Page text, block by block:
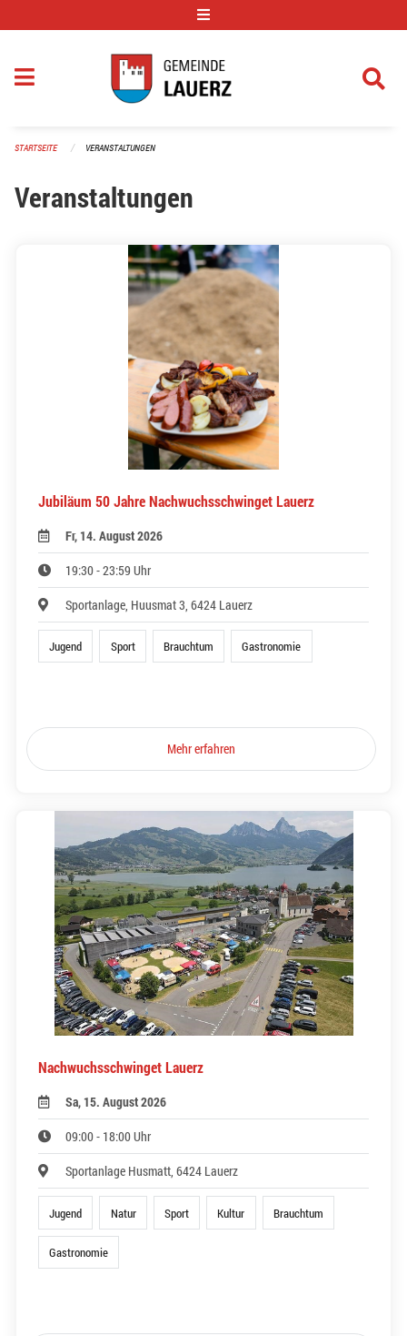
STARTSEITE VERANSTALTUNGEN
Veranstaltungen
Jubiläum 50 Jahre Nachwuchsschwinget Lauerz
Fr, 14. August 2026
19:30 - 23:59 Uhr
Sportanlage, Huusmat 3, 6424 Lauerz
Jugend Sport Brauchtum Gastronomie
Mehr erfahren
Nachwuchsschwinget Lauerz
Sa, 15. August 2026
09:00 - 18:00 Uhr
Sportanlage Husmatt, 6424 Lauerz
Jugend Natur Sport Kultur Brauchtum
Gastronomie